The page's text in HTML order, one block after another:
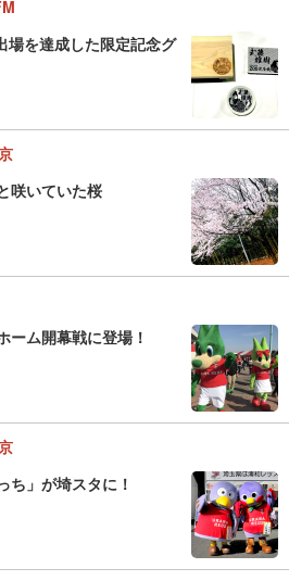
場を達成した限定記念グ
咲いていた桜
ーム開幕戦に登場！
ち」が埼スタに！